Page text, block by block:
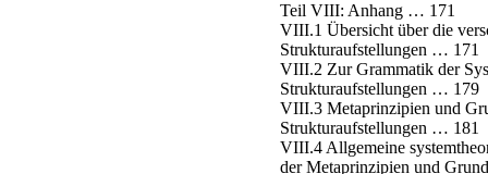
Teil VIII: Anhang … 171
VIII.1 Übersicht über die
Strukturaufstellungen … 171
VIII.2 Zur Grammatik der
Strukturaufstellungen … 179
VIII.3 Metaprinzipien und
Strukturaufstellungen … 181
VIII.4 Allgemeine
der Metaprinzipien und